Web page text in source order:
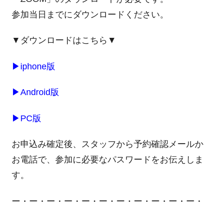
参加当日までにダウンロードください。
▼ダウンロードはこちら▼
▶ iphone版
▶Android版
▶ PC版
お申込み確定後、スタッフから予約確認メールか
お電話で、参加に必要なパスワードをお伝えしま
す。
ー・ー・ー・ー・ー・ー・ー・ー・ー・ー・ー・